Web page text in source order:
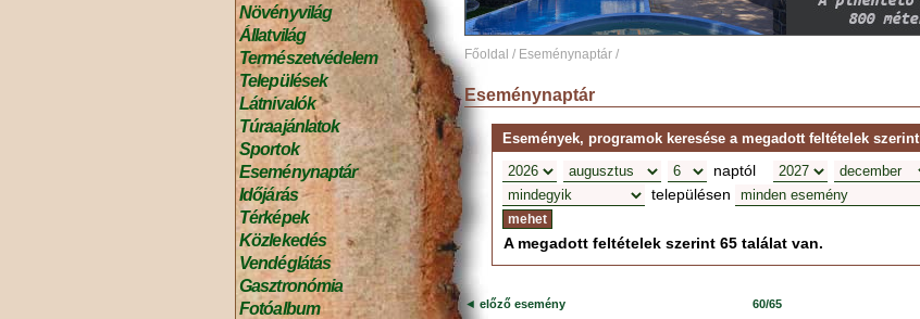
Növényvilág
Állatvilág
Természetvédelem
Települések
Látnivalók
Túraajánlatok
Sportok
Eseménynaptár
Időjárás
Térképek
Közlekedés
Vendéglátás
Gasztronómia
Fotóalbum
Főoldal / Eseménynaptár /
Eseménynaptár
Események, programok keresése a megadott feltételek szerint
naptól
településen
A megadott feltételek szerint 65 találat van.
◄ előző esemény 60/65